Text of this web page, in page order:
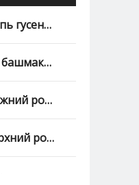
Звено гусеницы/цепь гусеницы
Сборка гусеничных башмаков
Опорный ролик/нижний ролик
Несущий ролик/Верхний ролик/Верхний ролик